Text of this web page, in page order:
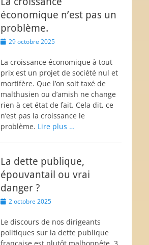
économique n’est pas un
problème.
Posted
29 octobre 2025
La croissance économique à tout
prix est un projet de société nul et
mortifère. Que l’on soit taxé de
malthusien ou d’amish ne change
rien à cet état de fait. Cela dit, ce
n’est pas la croissance le
problème. Lire plus …
La dette publique,
épouvantail ou vrai
danger ?
Posted
2 octobre 2025
Le discours de nos dirigeants
politiques sur la dette publique